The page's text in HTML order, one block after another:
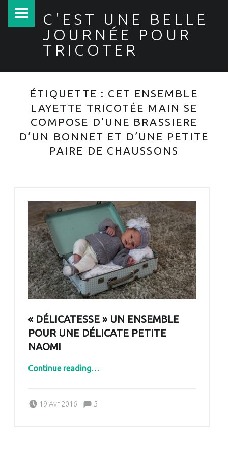
C'EST UNE BELLE
JOURNÉE POUR
TRICOTER
ÉTIQUETTE : CET ENSEMBLE
LAYETTE TRICOTÉE MAIN SE
COMPOSE D’UNE BRASSIERE
D’UN BONNET ET D’UNE PETITE
PAIRE DE CHAUSSONS
« DÉLICATESSE » UN ENSEMBLE
POUR UNE DÉLICATE PETITE
NAOMI
Continue reading“« Délicatesse » un ensemble pour une délicate petite Naomi”
…
19 Avr 2016
Pascale G&-BdC-WKF
Comments:
5